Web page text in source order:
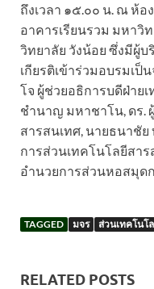
ถึงเวลา ๑๕.๐๐ น. ณ ห้
อาคารเรียนรวม มหา
วิทยาลัย วังน้อย ซึ่งมีผู้บ
เกียรติเข้าร่วมอบรมเป็
โจ ผู้ช่วยอธิการบดีฝ่าย
ชำนาญ มหาชาโน, ดร.
สารสนเทศ, นายธนาชั
การส่วนเทคโนโลยีสา
อำนวยการส่วนหอสมุด
TAGGED มจร ส่วนเทคโนโ
RELATED POSTS